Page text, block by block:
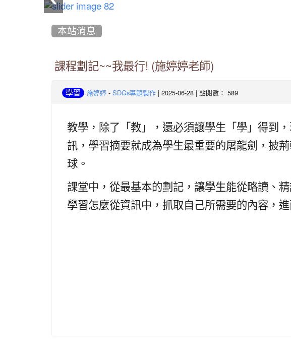
本站消息
課程劃記~~我最行! (施婷婷老師)
學習 施婷婷 - SDGs專題製作 | 2025-06-28 | 點閱數： 589
教學，除了 「 教 」 ，還必須讓學生 「 學 」 得到
訊，學習摘要就成為學生最重要的屠龍劍，披
球。
課堂中，從最基本的劃記，讓學生能從略讀 、
學習怎麼從資訊中，抓取自己所需要的內容，